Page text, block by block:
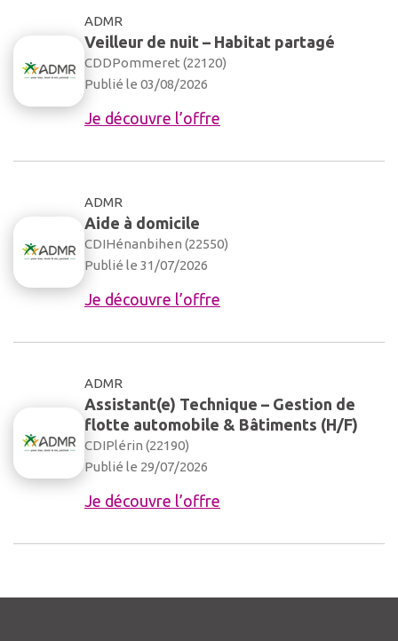
ADMR
Veilleur de nuit – Habitat partagé
CDDPommeret (22120)
Publié le 03/08/2026
Je découvre l’offre
ADMR
Aide à domicile
CDIHénanbihen (22550)
Publié le 31/07/2026
Je découvre l’offre
ADMR
Assistant(e) Technique – Gestion de
flotte automobile & Bâtiments (H/F)
CDIPlérin (22190)
Publié le 29/07/2026
Je découvre l’offre